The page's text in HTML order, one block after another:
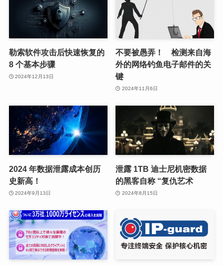
勒索软件攻击后快速恢复的
8 个基本步骤
2024年12月13日
不要被愚弄！ 检测来自海
外的网络钓鱼电子邮件的关
键
2024年11月6日
2024 年数据泄露成本创历
史新高！
2024年9月13日
泄露 1TB 迪士尼机密数据
的黑客自称 “复仇艺术
2024年8月15日